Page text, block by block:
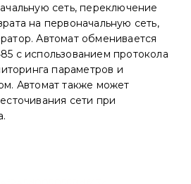
сеть, переключение
на первоначальную сеть,
Автомат обменивается
с использованием протокола
параметров и
Автомат также может
сети при